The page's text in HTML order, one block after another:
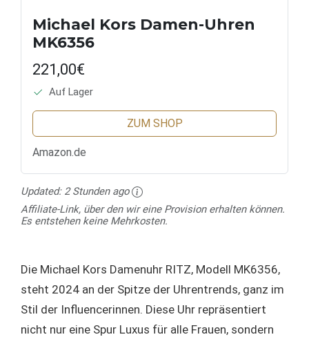
Michael Kors Damen-Uhren
MK6356
221,00€
Auf Lager
ZUM SHOP
Amazon.de
Updated: 2 Stunden ago
Affiliate-Link, über den wir eine Provision erhalten können.
Es entstehen keine Mehrkosten.
Die Michael Kors Damenuhr RITZ, Modell MK6356,
steht 2024 an der Spitze der Uhrentrends, ganz im
Stil der Influencerinnen. Diese Uhr repräsentiert
nicht nur eine Spur Luxus für alle Frauen, sondern